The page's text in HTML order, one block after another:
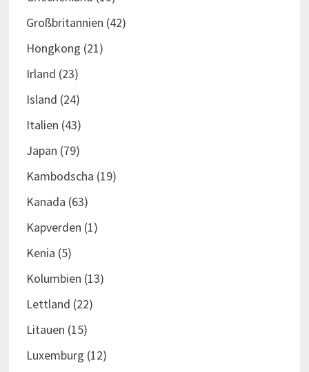
Großbritannien (42)
Hongkong (21)
Irland (23)
Island (24)
Italien (43)
Japan (79)
Kambodscha (19)
Kanada (63)
Kapverden (1)
Kenia (5)
Kolumbien (13)
Lettland (22)
Litauen (15)
Luxemburg (12)